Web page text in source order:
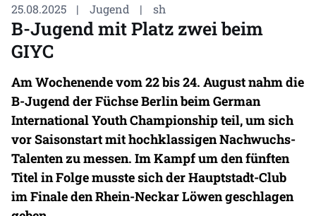
25.08.2025 | Jugend | sh
B-Jugend mit Platz zwei beim
GIYC
Am Wochenende vom 22 bis 24. August nahm die
B-Jugend der Füchse Berlin beim German
International Youth Championship teil, um sich
vor Saisonstart mit hochklassigen Nachwuchs-
Talenten zu messen. Im Kampf um den fünften
Titel in Folge musste sich der Hauptstadt-Club
im Finale den Rhein-Neckar Löwen geschlagen